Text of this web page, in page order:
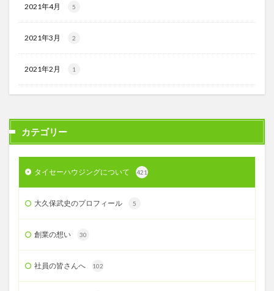
2021年4月 5
2021年3月 2
2021年2月 1
カテゴリー
タイセーハウジングについて 421
大久保武史のプロフィール 5
創業の想い 30
社員の皆さんへ 102